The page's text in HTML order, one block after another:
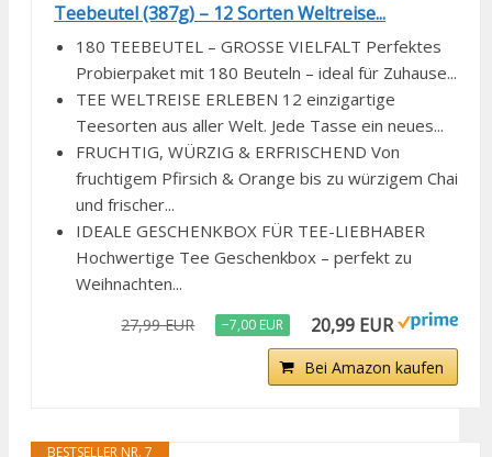
Teebeutel (387g) – 12 Sorten Weltreise...
180 TEEBEUTEL – GROSSE VIELFALT Perfektes
Probierpaket mit 180 Beuteln – ideal für Zuhause...
TEE WELTREISE ERLEBEN 12 einzigartige
Teesorten aus aller Welt. Jede Tasse ein neues...
FRUCHTIG, WÜRZIG & ERFRISCHEND Von
fruchtigem Pfirsich & Orange bis zu würzigem Chai
und frischer...
IDEALE GESCHENKBOX FÜR TEE-LIEBHABER
Hochwertige Tee Geschenkbox – perfekt zu
Weihnachten...
27,99 EUR −7,00 EUR 20,99 EUR
Bei Amazon kaufen
BESTSELLER NR. 7